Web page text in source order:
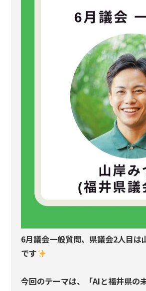
6月議会一般質問、県議会2人目は
です
今回のテーマは、「AIと福井県の